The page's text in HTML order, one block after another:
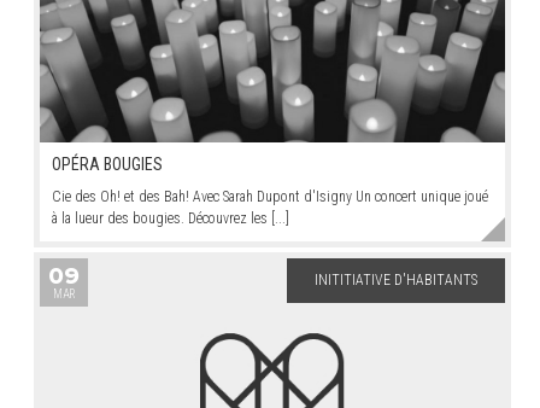
OPÉRA BOUGIES
Cie des Oh! et des Bah! Avec Sarah Dupont d'Isigny Un concert unique joué
à la lueur des bougies. Découvrez les [...]
09
MAR
INITITIATIVE D'HABITANTS